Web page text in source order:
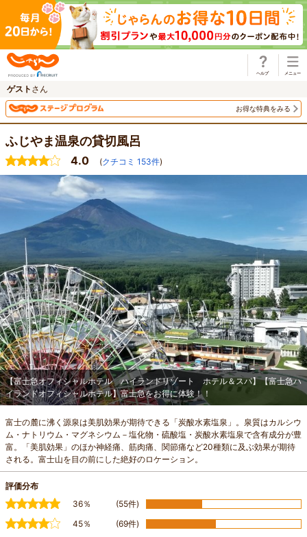
ゲスト さん
お得な特典をみる
ふじやま温泉の貸切風呂
4.0 (クチコミ 153件)
【富士急オフィシャルホテル ハイランドリゾート ホテル＆スパ】【富士急ハ
イランドオフィシャルホテル】富士急をお得に体験！！
富士の麓に沸く源泉は美肌効果が期待できる「炭酸水素塩泉」。泉質はカルシウ
ム・ナトリウム・マグネシウム－塩化物・硫酸塩・炭酸水素塩泉で含有成分が豊
富。「美肌効果」のほか神経痛、筋肉痛、関節痛など20種類に及ぶ効果が期待
される。富士山を目の前にした絶好のロケーション。
評価分布
36％
(55件)
45％
(69件)